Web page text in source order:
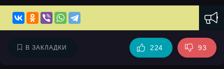
В ЗАКЛАДКИ 224 93